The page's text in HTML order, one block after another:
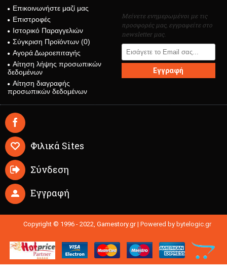
Επικοινωνήστε μαζί μας
Επιστροφές
Ιστορικό Παραγγελιών
Σύγκριση Προϊόντων (0)
Αγορά Δωροεπιταγής
Αίτηση λήψης προσωπικών
δεδομένων
Αίτηση διαγραφής
προσωπικών δεδομένων
Μείνετε ενημερωμένοι με τις
προσφορές μας, εγγραφείτε στο
newsletter μας.
Εγγραφή
Φιλικά Sites
Σύνδεση
Εγγραφή
Copyright © 1996 - 2022, Gamestory.gr | Powered by bytelogic.gr